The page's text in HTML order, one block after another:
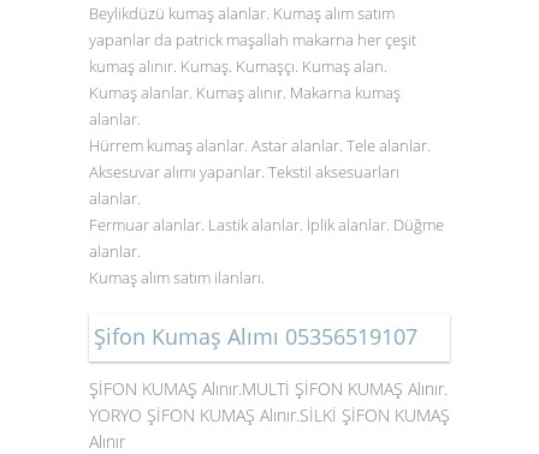
Beylikdüzü kumaş alanlar. Kumaş alım satım
yapanlar da patrick maşallah makarna her çeşit
kumaş alınır. Kumaş. Kumaşçı. Kumaş alan.
Kumaş alanlar. Kumaş alınır. Makarna kumaş
alanlar.
Hürrem kumaş alanlar. Astar alanlar. Tele alanlar.
Aksesuvar alımı yapanlar. Tekstil aksesuarları
alanlar.
Fermuar alanlar. Lastik alanlar. İplik alanlar. Düğme
alanlar.
Kumaş alım satım ilanları.
Şifon Kumaş Alımı 05356519107
ŞİFON KUMAŞ Alınır.MULTİ ŞİFON KUMAŞ Alınır.
YORYO ŞİFON KUMAŞ Alınır.SİLKİ ŞİFON KUMAŞ
Alınır